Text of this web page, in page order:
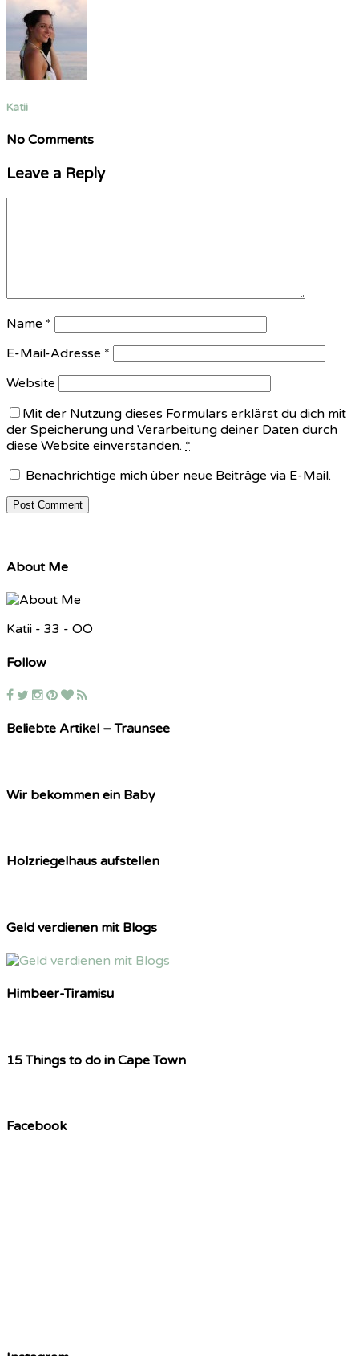
Katii
No Comments
Leave a Reply
Name *
E-Mail-Adresse *
Website
Mit der Nutzung dieses Formulars erklärst du dich mit
der Speicherung und Verarbeitung deiner Daten durch
diese Website einverstanden. *
Benachrichtige mich über neue Beiträge via E-Mail.
About Me
Katii - 33 - OÖ
Follow
Beliebte Artikel – Traunsee
Wir bekommen ein Baby
Holzriegelhaus aufstellen
Geld verdienen mit Blogs
Himbeer-Tiramisu
15 Things to do in Cape Town
Facebook